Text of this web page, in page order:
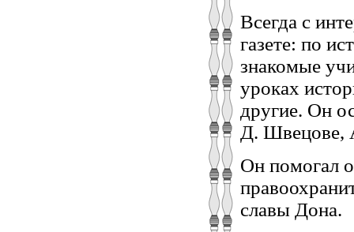
Всегда с
газете: по
знакомые
уроках
другие. Он
Д. Швецове,
Он помогал
славы Дона.